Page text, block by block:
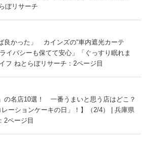
ぼリサーチ
良かった」 カインズの“車内遮光カーテ
イバシーも保てて安心」「ぐっすり眠れま
フ ねとらぼリサーチ：2ページ目
の名店10選！ 一番うまいと思う店はどこ？
レーションケーキの日」！】（2/4） | 兵庫県
2ページ目